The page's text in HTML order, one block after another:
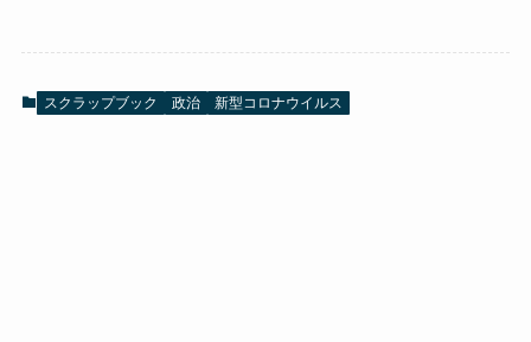
スクラップブック 政治 新型コロナウイルス